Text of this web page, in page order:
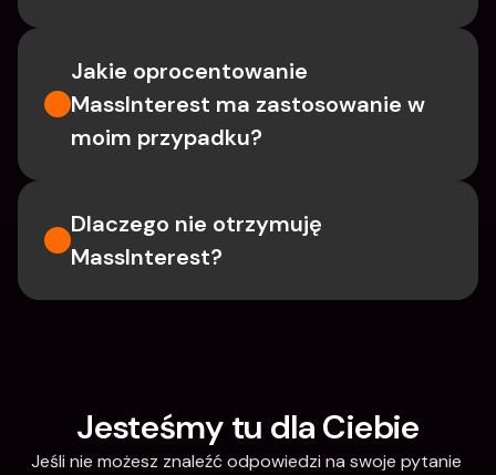
Jakie oprocentowanie
MassInterest ma zastosowanie w
moim przypadku?
Dlaczego nie otrzymuję
MassInterest?
Jesteśmy tu dla Ciebie
Jeśli nie możesz znaleźć odpowiedzi na swoje pytanie